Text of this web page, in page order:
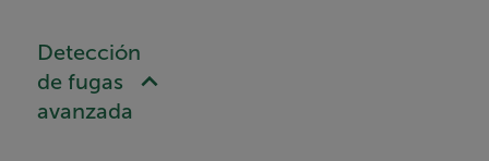
Detección
de fugas
avanzada